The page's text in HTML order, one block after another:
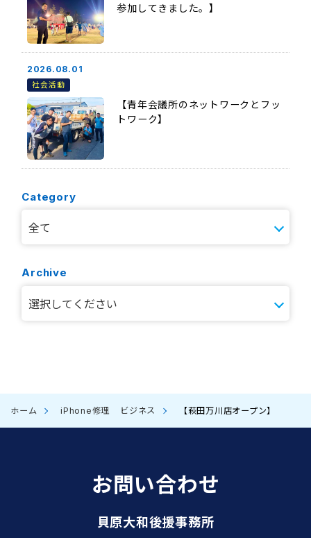
参加してきました。】
2026.08.01
社会活動
【青年会議所のネットワークとフッ
トワーク】
Category
Archive
ホーム iPhone修理 ビジネス 【萩田万川店オープン】
お問い合わせ
貝原大和後援事務所